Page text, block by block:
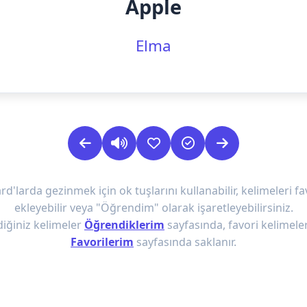
Apple
Elma
gezinmek için ok tuşlarını kullanabilir, kelimeleri
ekleyebilir veya "Öğrendim" olarak işaretleyebilirsiniz.
kelimeler Öğrendiklerim sayfasında, favori
Favorilerim sayfasında saklanır.